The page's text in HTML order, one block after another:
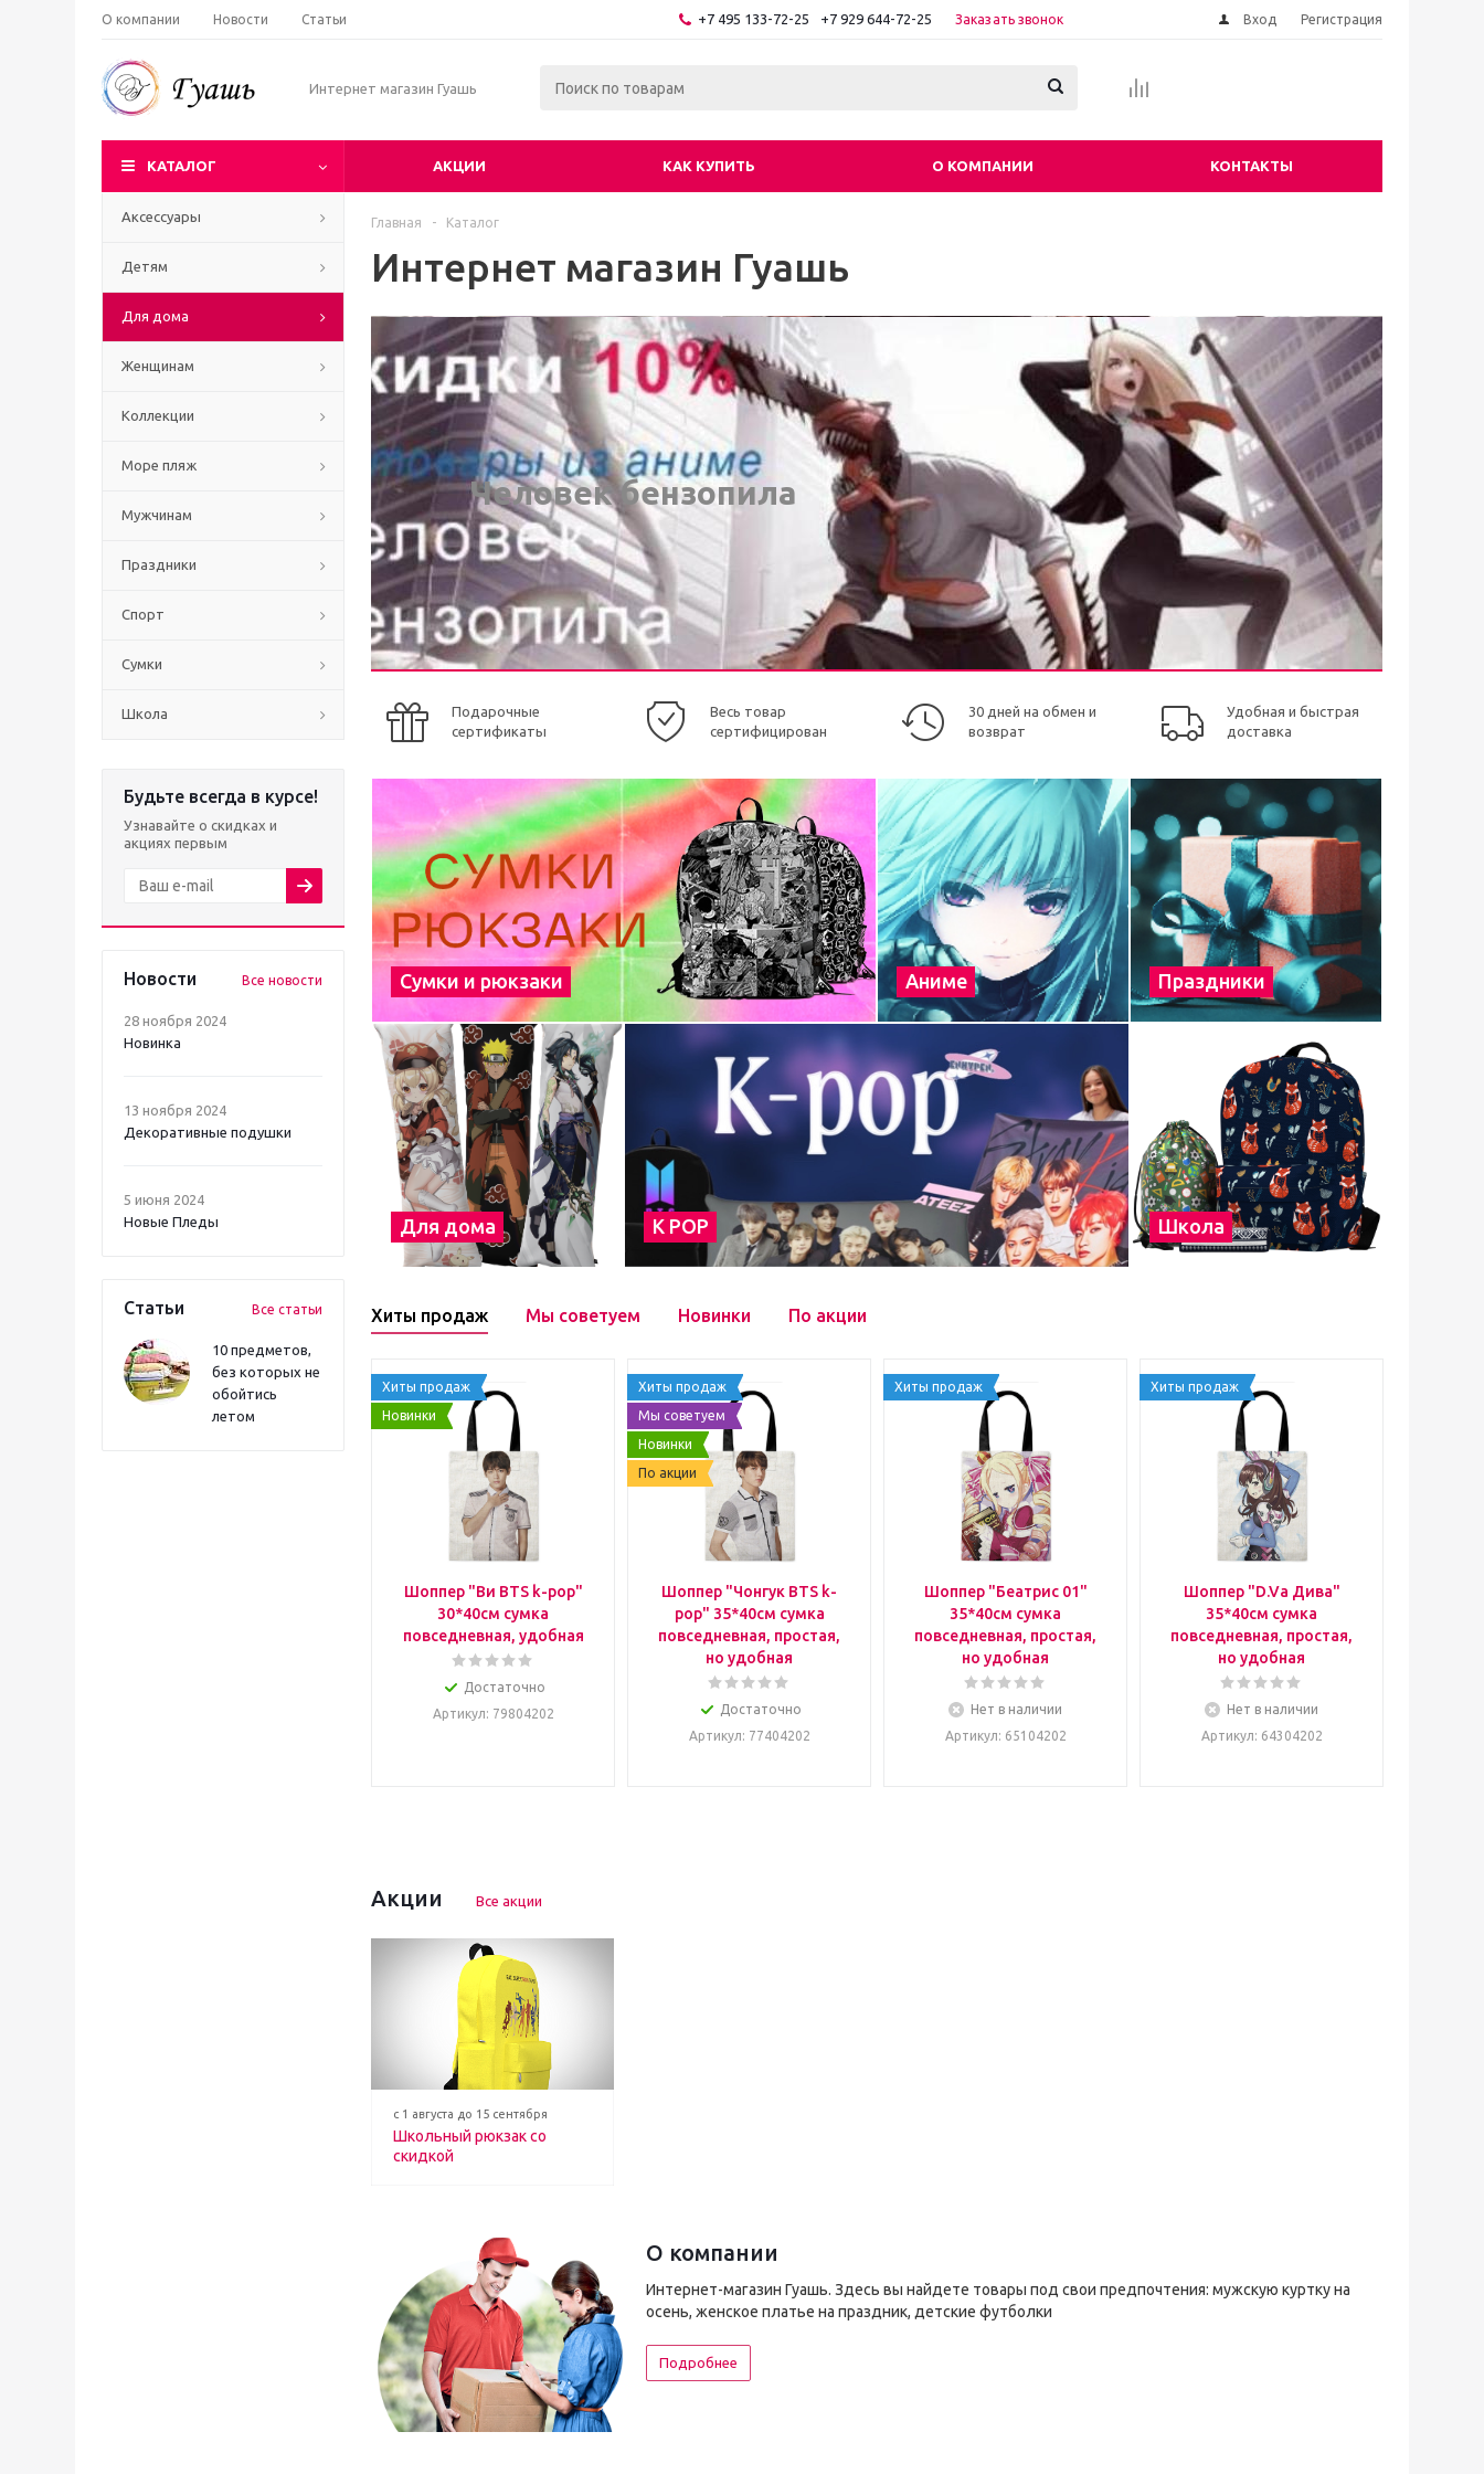
О компании Новости Статьи +7 495 133-72-25 +7 929 644-72-25 Заказать звонок Вход Регистрация
Интернет магазин Гуашь
КАТАЛОГ АКЦИИ КАК КУПИТЬ О КОМПАНИИ КОНТАКТЫ
Аксессуары
Детям
Для дома
Женщинам
Коллекции
Море пляж
Мужчинам
Праздники
Спорт
Сумки
Школа
Будьте всегда в курсе!
Узнавайте о скидках и
акциях первым
Новости Все новости
28 ноября 2024
Новинка
13 ноября 2024
Декоративные подушки
5 июня 2024
Новые Пледы
Статьи Все статьи
10 предметов,
без которых не
обойтись
летом
Главная - Каталог
Интернет магазин Гуашь
Человек бензопила
Подарочные
сертификаты
Весь товар
сертифицирован
30 дней на обмен и
возврат
Удобная и быстрая
доставка
Сумки и рюкзаки Аниме Праздники
Для дома К POP Школа
Хиты продаж Мы советуем Новинки По акции
Хиты продаж
Новинки
Шоппер "Ви BTS k-pop"
30*40см сумка
повседневная, удобная
Достаточно
Артикул: 79804202
Хиты продаж
Мы советуем
Новинки
По акции
Шоппер "Чонгук BTS k-
pop" 35*40см сумка
повседневная, простая,
но удобная
Достаточно
Артикул: 77404202
Хиты продаж
Шоппер "Беатрис 01"
35*40см сумка
повседневная, простая,
но удобная
Нет в наличии
Артикул: 65104202
Хиты продаж
Шоппер "D.Va Дива"
35*40см сумка
повседневная, простая,
но удобная
Нет в наличии
Артикул: 64304202
Акции Все акции
с 1 августа до 15 сентября
Школьный рюкзак со
скидкой
О компании
Интернет-магазин Гуашь. Здесь вы найдете товары под свои предпочтения: мужскую куртку на
осень, женское платье на праздник, детские футболки
Подробнее